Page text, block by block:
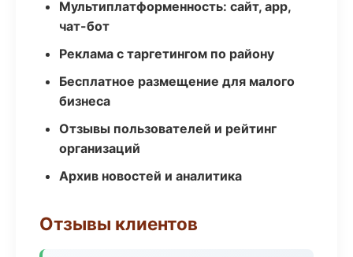
Мультиплатформенность: сайт, app,
чат-бот
Реклама с таргетингом по району
Бесплатное размещение для малого
бизнеса
Отзывы пользователей и рейтинг
организаций
Архив новостей и аналитика
Отзывы клиентов